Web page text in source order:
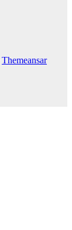
Themeansar